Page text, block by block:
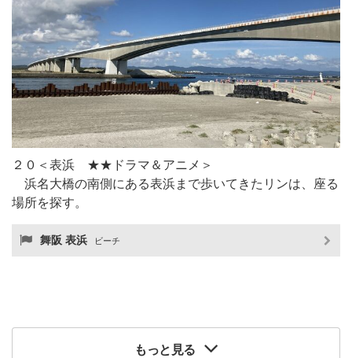
２０＜表浜 ★★ドラマ＆アニメ＞
浜名大橋の南側にある表浜まで歩いてきたリンは、座る
場所を探す。
舞阪 表浜 ビーチ
もっと見る